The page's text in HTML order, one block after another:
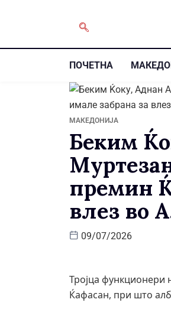
ПОЧЕТНА
МАКЕДОНИЈА
Беким
премин
влез во
09/07/2026
Тројца функционери
Ќафасан, при што